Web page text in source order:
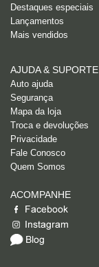
Destaques especiais
Lançamentos
Mais vendidos
AJUDA & SUPORTE
Auto ajuda
Segurança
Mapa da loja
Troca e devoluções
Privacidade
Fale Conosco
Quem Somos
ACOMPANHE